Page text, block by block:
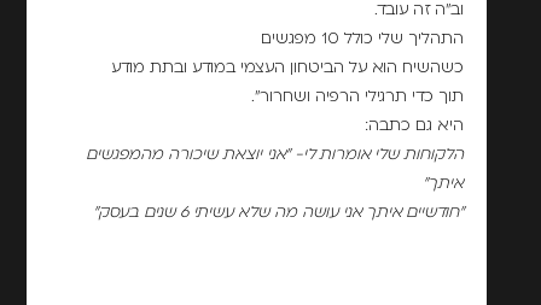
וב"ה זה עובד.
התהליך שלי כולל 10 מפגשים
כשהשיח הוא על הביטחון העצמי במודע ובתת מודע
תוך כדי תרגילי הרפיה ושחרור".
היא גם כתבה:
הלקוחות שלי אומרות לי- "אני יוצאת שיכורה מהמפגשים
איתך"
"חודשיים איתך אני עושה מה שלא עשיתי 6 שנים בעסק"